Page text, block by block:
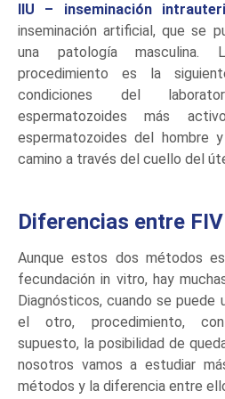
IIU – inseminación
inseminación artificial, que se
una patología
procedimiento es la
condiciones del
espermatozoides más
espermatozoides del hombre
camino a través del cuello del
Diferencias entre
Aunque estos dos métodos
fecundación in vitro, hay
Diagnósticos, cuando se puede
el otro, procedimiento,
supuesto, la posibilidad de
nosotros vamos a estudiar
métodos y la diferencia entre